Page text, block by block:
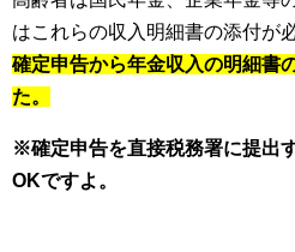
はこれらの収入明細書の添付が
確定申告から年金収入の明細書
た。
※確定申告を直接税務署に提出
OKですよ。